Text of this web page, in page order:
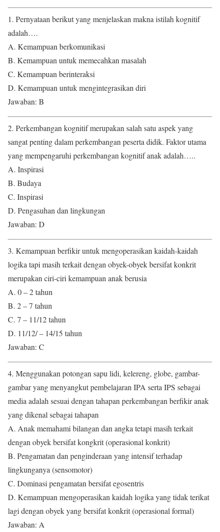
1. Pernyataan berikut yang menjelaskan makna istilah kognitif
adalah….
A. Kemampuan berkomunikasi
B. Kemampuan untuk memecahkan masalah
C. Kemampuan berinteraksi
D. Kemampuan untuk mengintegrasikan diri
Jawaban: B
2. Perkembangan kognitif merupakan salah satu aspek yang
sangat penting dalam perkembangan peserta didik. Faktor utama
yang mempengaruhi perkembangan kognitif anak adalah…..
A. Inspirasi
B. Budaya
C. Inspirasi
D. Pengasuhan dan lingkungan
Jawaban: D
3. Kemampuan berfikir untuk mengoperasikan kaidah-kaidah
logika tapi masih terkait dengan obyek-obyek bersifat konkrit
merupakan ciri-ciri kemampuan anak berusia
A. 0 – 2 tahun
B. 2 – 7 tahun
C. 7 – 11/12 tahun
D. 11/12/ – 14/15 tahun
Jawaban: C
4. Menggunakan potongan sapu lidi, kelereng, globe, gambar-
gambar yang menyangkut pembelajaran IPA serta IPS sebagai
media adalah sesuai dengan tahapan perkembangan berfikir anak
yang dikenal sebagai tahapan
A. Anak memahami bilangan dan angka tetapi masih terkait
dengan obyek bersifat kongkrit (operasional konkrit)
B. Pengamatan dan penginderaan yang intensif terhadap
lingkunganya (sensomotor)
C. Dominasi pengamatan bersifat egosentris
D. Kemampuan mengoperasikan kaidah logika yang tidak terikat
lagi dengan obyek yang bersifat konkrit (operasional formal)
Jawaban: A